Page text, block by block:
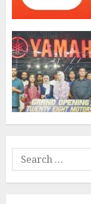
Search
for: